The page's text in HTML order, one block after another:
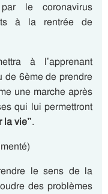
le coronavirus
à la rentrée de
à l’apprenant
de 6ème de prendre
une marche après
qui lui permettront
la vie”.
le sens de la
des problèmes